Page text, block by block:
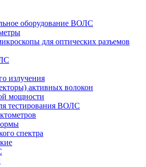
оборудование ВОЛС
для оптических разъемов
излучения
активных волокон
мощности
тестирования ВОЛС
спектра